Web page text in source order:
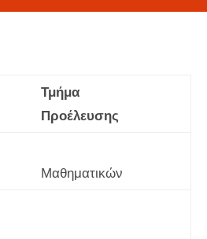
Τμήμα
Προέλευσης
Μαθηματικών